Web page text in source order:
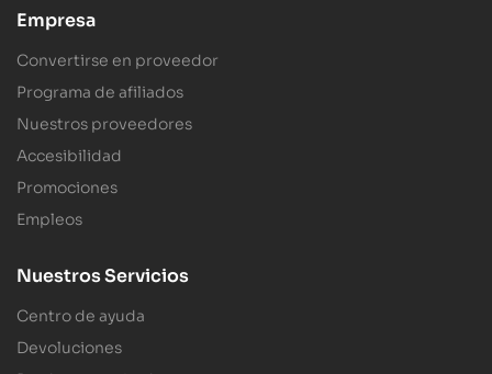
Empresa
Convertirse en proveedor
Programa de afiliados
Nuestros proveedores
Accesibilidad
Promociones
Empleos
Nuestros Servicios
Centro de ayuda
Devoluciones